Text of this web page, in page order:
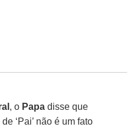
, o Papa disse que
‘Pai’ não é um fato